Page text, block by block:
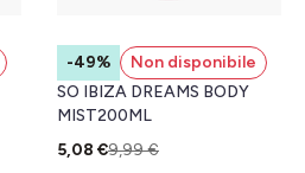
-49%
Non disponibile
SO IBIZA DREAMS BODY
MIST200ML
5,08 €9,99 €